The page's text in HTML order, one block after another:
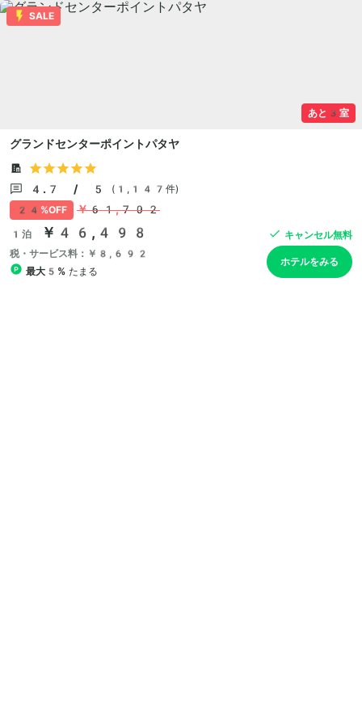
SALE
あと3室
グランドセンターポイントパタヤ
4.7 / 5
(1,147件)
24%OFF
￥61,702
1泊 ￥46,498
税・サービス料：￥8,692
最大5% たまる
キャンセル無料
ホテルをみる